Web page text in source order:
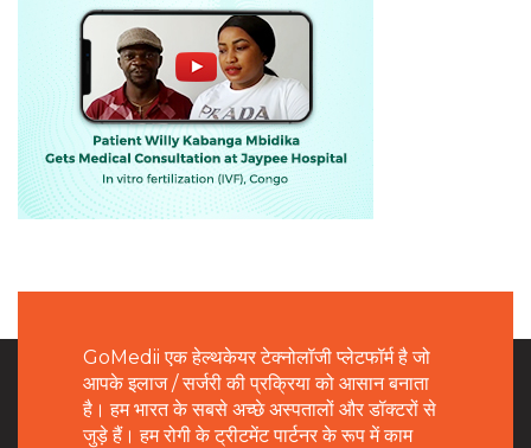
GoMedii एक हेल्थकेयर टेक्नोलॉजी प्लेटफॉर्म है जो
आपके इलाज / सर्जरी की प्रक्रिया को आसान बनाता
है। हम भारत के सबसे अच्छे अस्पतालों और डॉक्टरों से
जुड़े हैं। हम रोगी के ट्रीटमेंट पार्टनर के रूप में काम